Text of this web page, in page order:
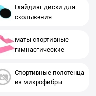
Глайдинг диски для
скольжения
Маты спортивные
гимнастические
Спортивные полотенца
из микрофибры